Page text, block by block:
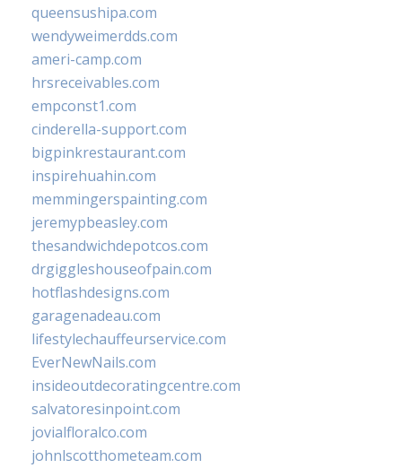
queensushipa.com
wendyweimerdds.com
ameri-camp.com
hrsreceivables.com
empconst1.com
cinderella-support.com
bigpinkrestaurant.com
inspirehuahin.com
memmingerspainting.com
jeremypbeasley.com
thesandwichdepotcos.com
drgiggleshouseofpain.com
hotflashdesigns.com
garagenadeau.com
lifestylechauffeurservice.com
EverNewNails.com
insideoutdecoratingcentre.com
salvatoresinpoint.com
jovialfloralco.com
johnlscotthometeam.com